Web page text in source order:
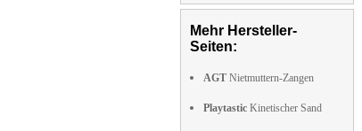
Mehr Hersteller-
Seiten:
AGT Nietmuttern-Zangen
Playtastic Kinetischer Sand